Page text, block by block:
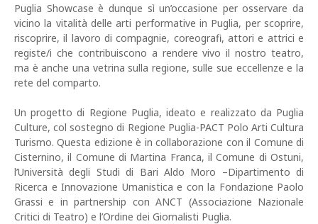
Puglia Showcase è dunque sì un’occasione per osservare da
vicino la vitalità delle arti performative in Puglia, per scoprire,
riscoprire, il lavoro di compagnie, coreografi, attori e attrici e
registe/i che contribuiscono a rendere vivo il nostro teatro,
ma è anche una vetrina sulla regione, sulle sue eccellenze e la
rete del comparto.
Un progetto di Regione Puglia, ideato e realizzato da Puglia
Culture, col sostegno di Regione Puglia-PACT Polo Arti Cultura
Turismo. Questa edizione è in collaborazione con il Comune di
Cisternino, il Comune di Martina Franca, il Comune di Ostuni,
l’Università degli Studi di Bari Aldo Moro –Dipartimento di
Ricerca e Innovazione Umanistica e con la Fondazione Paolo
Grassi e in partnership con ANCT (Associazione Nazionale
Critici di Teatro) e l’Ordine dei Giornalisti Puglia.